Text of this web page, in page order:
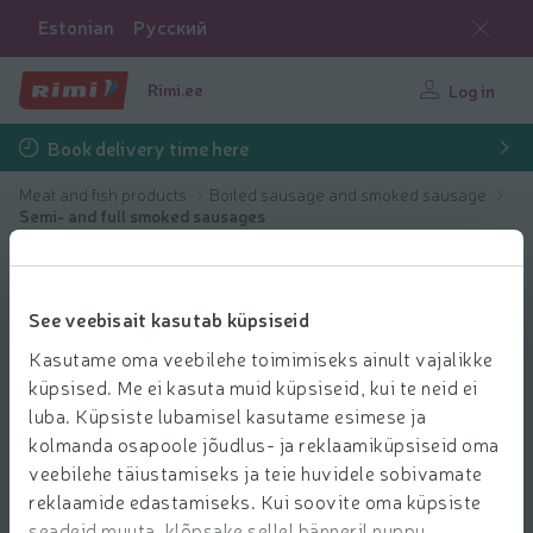
See veebisait kasutab küpsiseid
Kasutame oma veebilehe toimimiseks ainult vajalikke
küpsised. Me ei kasuta muid küpsiseid, kui te neid ei
luba. Küpsiste lubamisel kasutame esimese ja
kolmanda osapoole jõudlus- ja reklaamiküpsiseid oma
veebilehe täiustamiseks ja teie huvidele sobivamate
reklaamide edastamiseks. Kui soovite oma küpsiste
Estonian Русский
Rimi.ee Log in
Book delivery time here
Meat and fish products
Boiled sausage and smoked sausage
Semi- and full smoked sausages